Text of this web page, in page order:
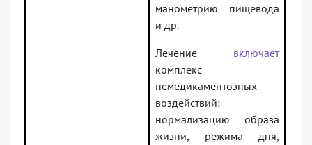
манометрию пищевода
и др.
Лечение включает
комплекс
немедикаментозных
воздействий:
нормализацию образа
жизни, режима дня,